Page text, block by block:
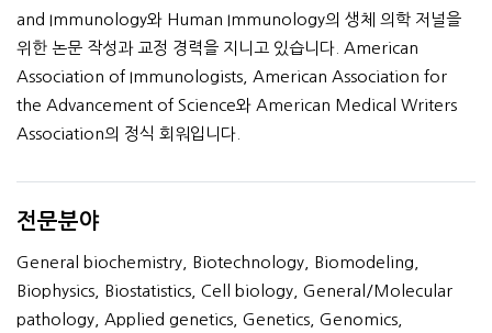
and Immunology와 Human Immunology의 생체 의학 저널을
위한 논문 작성과 교정 경력을 지니고 있습니다. American
Association of Immunologists, American Association for
the Advancement of Science와 American Medical Writers
Association의 정식 회워입니다.
전문분야
General biochemistry, Biotechnology, Biomodeling,
Biophysics, Biostatistics, Cell biology, General/Molecular
pathology, Applied genetics, Genetics, Genomics,